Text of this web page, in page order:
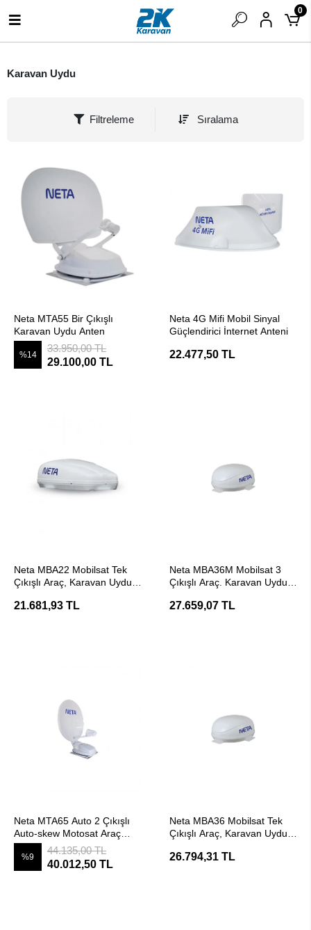
0
Karavan Uydu
Filtreleme Sıralama
Neta MTA55 Bir Çıkışlı
Karavan Uydu Anten
%14
33.950,00 TL
29.100,00 TL
Neta 4G Mifi Mobil Sinyal
Güçlendirici İnternet Anteni
22.477,50 TL
Neta MBA22 Mobilsat Tek
Çıkışlı Araç, Karavan Uydu
21.681,93 TL
Neta MBA36M Mobilsat 3
Çıkışlı Araç. Karavan Uydu
27.659,07 TL
Neta MTA65 Auto 2 Çıkışlı
Auto-skew Motosat Araç
Karavan Uydu Anten
%9
44.135,00 TL
40.012,50 TL
Neta MBA36 Mobilsat Tek
Çıkışlı Araç, Karavan Uydu
26.794,31 TL